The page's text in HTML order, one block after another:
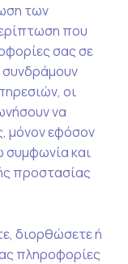
των
που
σας σε
συνδράμουν
οι
να
μόνον εφόσον
συμφωνία και
προστασίας
διορθώσετε ή
πληροφορίες